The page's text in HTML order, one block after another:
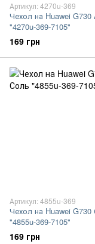
Артикул: 4270u-369
Чехол на Huawei G730
"4270u-369-7105"
169 грн
Артикул: 4855u-369
Чехол на Huawei G730
"4855u-369-7105"
169 грн